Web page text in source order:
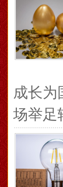
成长为
场举足